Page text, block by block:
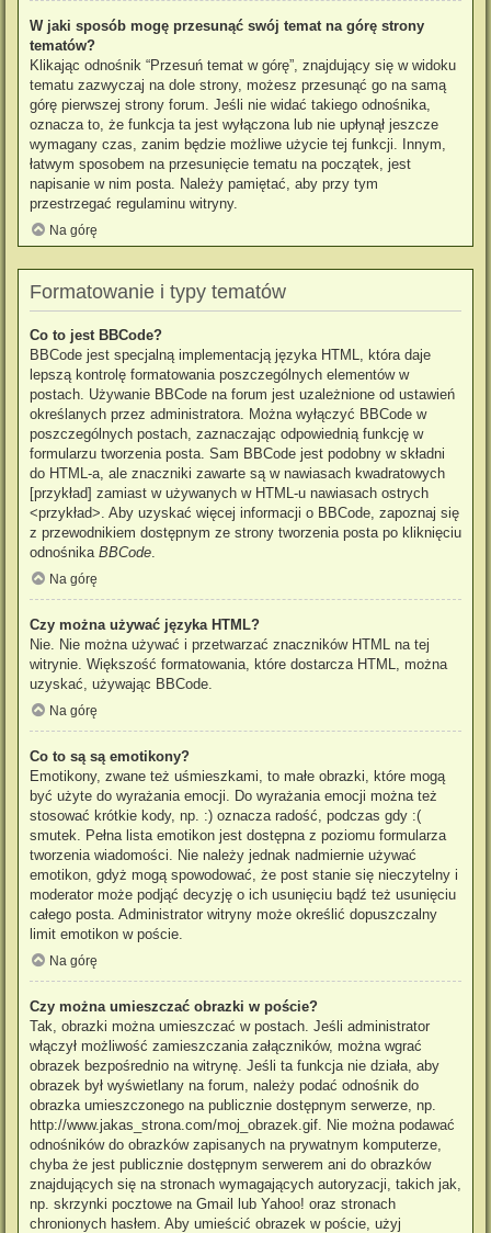
W jaki sposób mogę przesunąć swój temat na górę strony
tematów?
Klikając odnośnik “Przesuń temat w górę”, znajdujący się w widoku
tematu zazwyczaj na dole strony, możesz przesunąć go na samą
górę pierwszej strony forum. Jeśli nie widać takiego odnośnika,
oznacza to, że funkcja ta jest wyłączona lub nie upłynął jeszcze
wymagany czas, zanim będzie możliwe użycie tej funkcji. Innym,
łatwym sposobem na przesunięcie tematu na początek, jest
napisanie w nim posta. Należy pamiętać, aby przy tym
przestrzegać regulaminu witryny.
Na górę
Formatowanie i typy tematów
Co to jest BBCode?
BBCode jest specjalną implementacją języka HTML, która daje
lepszą kontrolę formatowania poszczególnych elementów w
postach. Używanie BBCode na forum jest uzależnione od ustawień
określanych przez administratora. Można wyłączyć BBCode w
poszczególnych postach, zaznaczając odpowiednią funkcję w
formularzu tworzenia posta. Sam BBCode jest podobny w składni
do HTML-a, ale znaczniki zawarte są w nawiasach kwadratowych
[przykład] zamiast w używanych w HTML-u nawiasach ostrych
<przykład>. Aby uzyskać więcej informacji o BBCode, zapoznaj się
z przewodnikiem dostępnym ze strony tworzenia posta po kliknięciu
odnośnika BBCode.
Na górę
Czy można używać języka HTML?
Nie. Nie można używać i przetwarzać znaczników HTML na tej
witrynie. Większość formatowania, które dostarcza HTML, można
uzyskać, używając BBCode.
Na górę
Co to są są emotikony?
Emotikony, zwane też uśmieszkami, to małe obrazki, które mogą
być użyte do wyrażania emocji. Do wyrażania emocji można też
stosować krótkie kody, np. :) oznacza radość, podczas gdy :(
smutek. Pełna lista emotikon jest dostępna z poziomu formularza
tworzenia wiadomości. Nie należy jednak nadmiernie używać
emotikon, gdyż mogą spowodować, że post stanie się nieczytelny i
moderator może podjąć decyzję o ich usunięciu bądź też usunięciu
całego posta. Administrator witryny może określić dopuszczalny
limit emotikon w poście.
Na górę
Czy można umieszczać obrazki w poście?
Tak, obrazki można umieszczać w postach. Jeśli administrator
włączył możliwość zamieszczania załączników, można wgrać
obrazek bezpośrednio na witrynę. Jeśli ta funkcja nie działa, aby
obrazek był wyświetlany na forum, należy podać odnośnik do
obrazka umieszczonego na publicznie dostępnym serwerze, np.
http://www.jakas_strona.com/moj_obrazek.gif. Nie można podawać
odnośników do obrazków zapisanych na prywatnym komputerze,
chyba że jest publicznie dostępnym serwerem ani do obrazków
znajdujących się na stronach wymagających autoryzacji, takich jak,
np. skrzynki pocztowe na Gmail lub Yahoo! oraz stronach
chronionych hasłem. Aby umieścić obrazek w poście, użyj